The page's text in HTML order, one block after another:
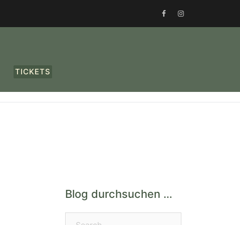
FACEBOOKINSTAGRAM
TICKETS
Blog durchsuchen …